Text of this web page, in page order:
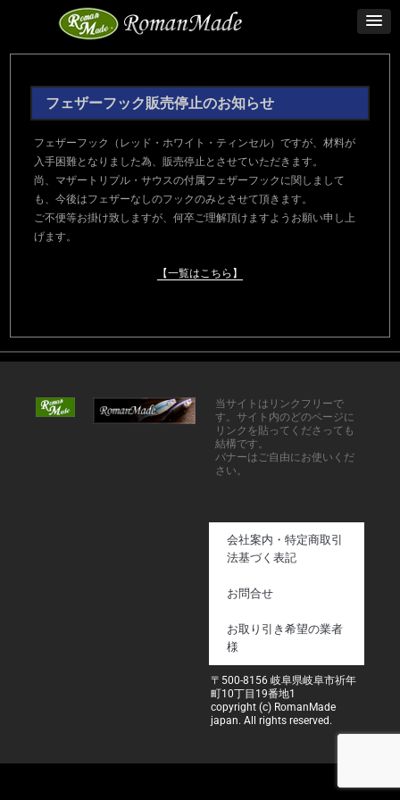
フェザーフック販売停止のお知らせ
フェザーフック（レッド・ホワイト・ティンセル）ですが、材料が
入手困難となりました為、販売停止とさせていただきます。
尚、マザートリプル・サウスの付属フェザーフックに関しまして
も、今後はフェザーなしのフックのみとさせて頂きます。
ご不便等お掛け致しますが、何卒ご理解頂けますようお願い申し上
げます。
【一覧はこちら】
当サイトはリンクフリーで
す。サイト内のどのページに
リンクを貼ってくださっても
結構です。
バナーはご自由にお使いくだ
さい。
会社案内・特定商取引
法基づく表記
お問合せ
お取り引き希望の業者
様
〒500-8156 岐阜県岐阜市祈年
町10丁目19番地1
copyright (c) RomanMade
japan. All rights reserved.